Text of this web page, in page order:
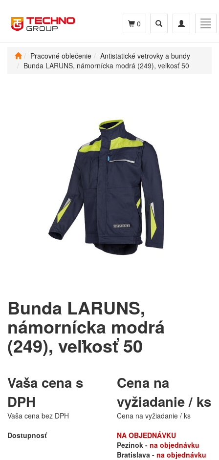
Toggle
navigation
Toggle
search
0
Pracovné oblečenie
Antistatické vetrovky a bundy
Bunda LARUNS, námornícka modrá (249), veľkosť 50
Bunda LARUNS,
námornícka modrá
(249), veľkosť 50
Vaša cena s
DPH
Cena na
vyžiadanie / ks
Vaša cena bez DPH
Cena na vyžiadanie / ks
Dostupnosť
NA OBJEDNÁVKU
Pezinok - na objednávku
Bratislava - na objednávku